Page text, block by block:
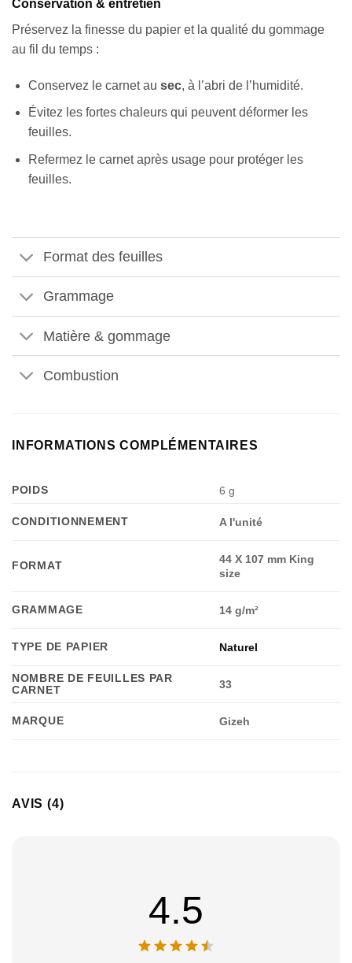
Conservation & entretien
Préservez la finesse du papier et la qualité du gommage
au fil du temps :
Conservez le carnet au sec, à l’abri de l’humidité.
Évitez les fortes chaleurs qui peuvent déformer les
feuilles.
Refermez le carnet après usage pour protéger les
feuilles.
Format des feuilles
Grammage
Matière & gommage
Combustion
INFORMATIONS COMPLÉMENTAIRES
POIDS 6 g
CONDITIONNEMENT A l'unité
FORMAT
44 X 107 mm King
size
GRAMMAGE 14 g/m²
TYPE DE PAPIER Naturel
NOMBRE DE FEUILLES PAR
CARNET
33
MARQUE Gizeh
AVIS (4)
4.5
Appliquer les filtres